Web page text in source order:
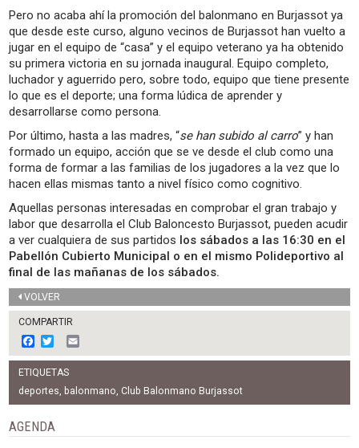
Pero no acaba ahí la promoción del balonmano en Burjassot ya
que desde este curso, alguno vecinos de Burjassot han vuelto a
jugar en el equipo de “casa” y el equipo veterano ya ha obtenido
su primera victoria en su jornada inaugural. Equipo completo,
luchador y aguerrido pero, sobre todo, equipo que tiene presente
lo que es el deporte; una forma lúdica de aprender y
desarrollarse como persona.
Por último, hasta a las madres, “se han subido al carro” y han
formado un equipo, acción que se ve desde el club como una
forma de formar a las familias de los jugadores a la vez que lo
hacen ellas mismas tanto a nivel físico como cognitivo.
Aquellas personas interesadas en comprobar el gran trabajo y
labor que desarrolla el Club Baloncesto Burjassot, pueden acudir
a ver cualquiera de sus partidos los sábados a las 16:30 en el
Pabellón Cubierto Municipal o en el mismo Polideportivo al
final de las mañanas de los sábados.
VOLVER
COMPARTIR
F
a
c
e
b
o
o
k
w
i
t
t
e
m
l
ETIQUETAS
deportes, balonmano, Club Balonmano Burjassot
AGENDA